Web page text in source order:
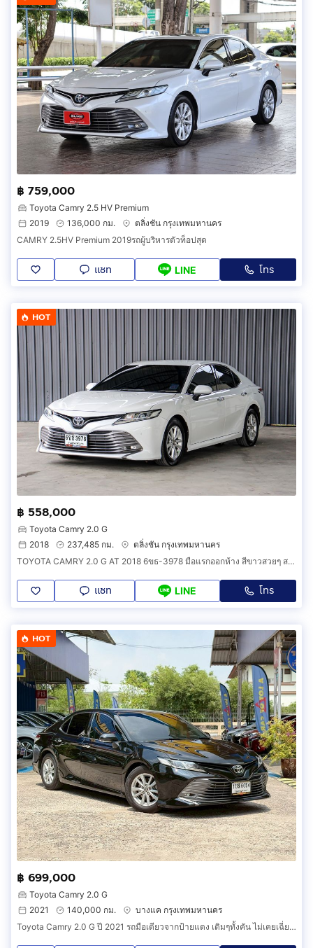
฿ 759,000
Toyota Camry 2.5 HV Premium
2019
136,000 กม.
ตลิ่งชัน กรุงเทพมหานคร
CAMRY 2.5HV Premium 2019รถผู้บริหารตัวท็อปสุด
แชท LINE โทร
HOT
฿ 558,000
Toyota Camry 2.0 G
2018
237,485 กม.
ตลิ่งชัน กรุงเทพมหานคร
TOYOTA CAMRY 2.0 G AT 2018 6ขธ-3978 มือแรกออกห้าง สีขาวสวยๆ สวยทั้งภายนอกภายใน
แชท LINE โทร
HOT
฿ 699,000
Toyota Camry 2.0 G
2021
140,000 กม.
บางแค กรุงเทพมหานคร
Toyota Camry 2.0 G ปี 2021 รถมือเดียวจากป้ายแดง เดิมๆทั้งคัน ไม่เคยเฉี่ยวชน แม้แต่น็อตสักตัวก็ยังไม่เคยไข สภาพใหม่มาก ฟรีดาวน์ ออกรถง่ายๆ